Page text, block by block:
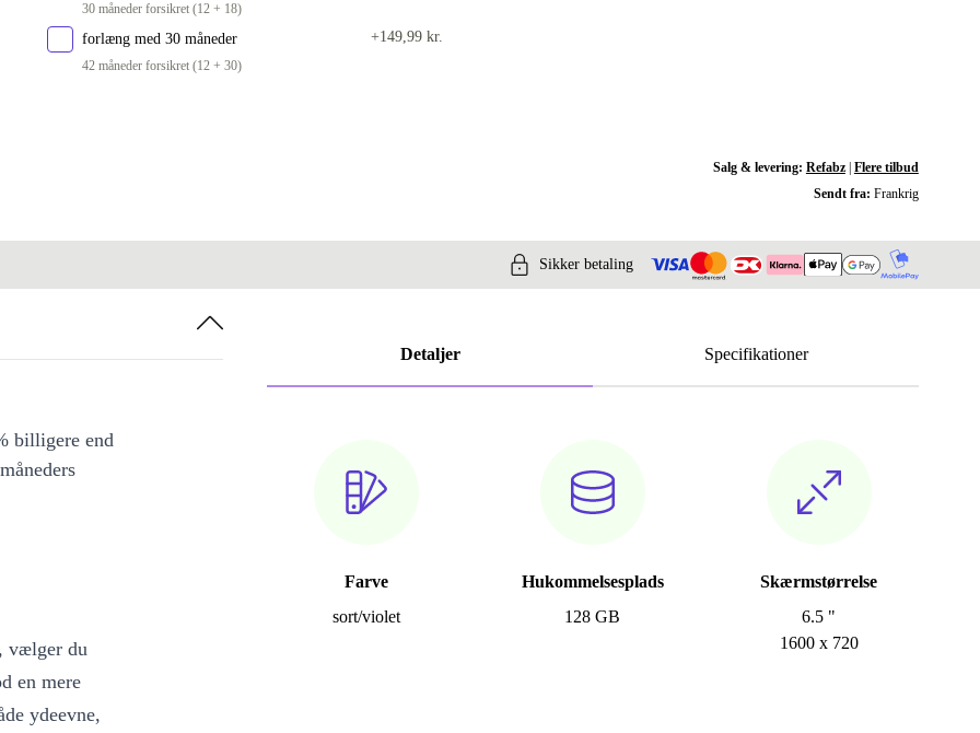
30 måneder forsikret (12 + 18)
forlæng med 30 måneder
42 måneder forsikret (12 + 30)
+149,99 kr.
Salg & levering: Refabz| Flere tilbud
Sendt fra: Frankrig
Sikker betaling
Detaljer Specifikationer
Farve
sort/violet
Hukommelsesplads
128 GB
Skærmstørrelse
6.5 "
1600 x 720
billigere end
vælger du
en mere
ydeevne,